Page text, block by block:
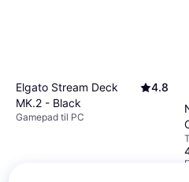
Elgato Stream Deck
MK.2 - Black
4.8
Gamepad til PC